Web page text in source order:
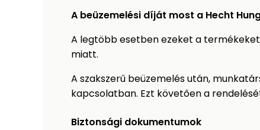
A beüzemelési díját most a Hecht
A legtöbb esetben ezeket a
miatt.
A szakszerű beüzemelés után,
kapcsolatban. Ezt követően a
Biztonsági dokumentumok